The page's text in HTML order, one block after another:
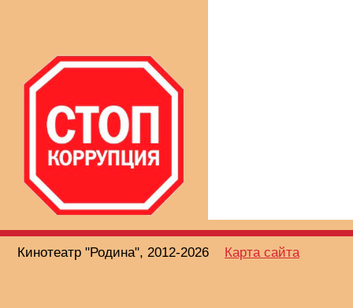
Кинотеатр "Родина", 2012-2026 Карта сайта